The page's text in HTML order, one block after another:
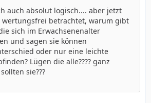
auch absolut logisch.... aber jetzt
wertungsfrei betrachtet, warum gibt
sich im Erwachsenenalter
und sagen sie können
oder nur eine leichte
Lügen die alle???? ganz
sie???